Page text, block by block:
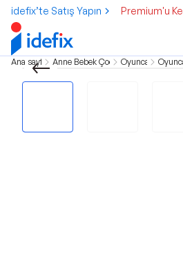
idefix’te Satış Yapın Premium'u
Ana sayfa Anne Bebek ÇocukOyuncak